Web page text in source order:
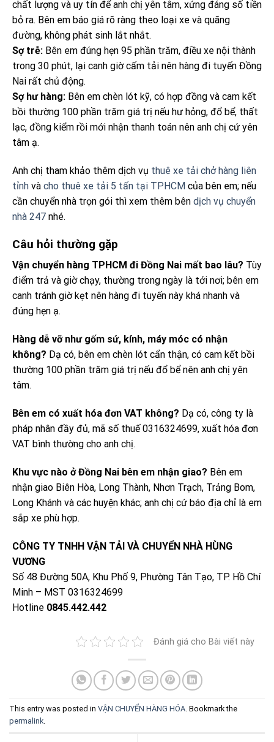
chất lượng và uy tín để anh chị yên tâm, xứng đáng số tiền
bỏ ra. Bên em báo giá rõ ràng theo loại xe và quãng
đường, không phát sinh lắt nhắt.
Sợ trễ: Bên em đúng hẹn 95 phần trăm, điều xe nội thành
trong 30 phút, lại canh giờ cấm tải nên hàng đi tuyến Đồng
Nai rất chủ động.
Sợ hư hàng: Bên em chèn lót kỹ, có hợp đồng và cam kết
bồi thường 100 phần trăm giá trị nếu hư hỏng, đổ bể, thất
lạc, đồng kiểm rồi mới nhận thanh toán nên anh chị cứ yên
tâm ạ.
Anh chị tham khảo thêm dịch vụ thuê xe tải chở hàng liên
tỉnh và cho thuê xe tải 5 tấn tại TPHCM của bên em; nếu
cần chuyển nhà trọn gói thì xem thêm bên dịch vụ chuyển
nhà 247 nhé.
Câu hỏi thường gặp
Vận chuyển hàng TPHCM đi Đồng Nai mất bao lâu? Tùy
điểm trả và giờ chạy, thường trong ngày là tới nơi; bên em
canh tránh giờ kẹt nên hàng đi tuyến này khá nhanh và
đúng hẹn ạ.
Hàng dễ vỡ như gốm sứ, kính, máy móc có nhận
không? Dạ có, bên em chèn lót cẩn thận, có cam kết bồi
thường 100 phần trăm giá trị nếu đổ bể nên anh chị yên
tâm.
Bên em có xuất hóa đơn VAT không? Dạ có, công ty là
pháp nhân đầy đủ, mã số thuế 0316324699, xuất hóa đơn
VAT bình thường cho anh chị.
Khu vực nào ở Đồng Nai bên em nhận giao? Bên em
nhận giao Biên Hòa, Long Thành, Nhơn Trạch, Trảng Bom,
Long Khánh và các huyện khác; anh chị cứ báo địa chỉ là em
sắp xe phù hợp.
CÔNG TY TNHH VẬN TẢI VÀ CHUYỂN NHÀ HÙNG
VƯƠNG
Số 48 Đường 50A, Khu Phố 9, Phường Tân Tạo, TP. Hồ Chí
Minh – MST 0316324699
Hotline 0845.442.442
Đánh giá cho Bài viết này
This entry was posted in VẬN CHUYỂN HÀNG HÓA. Bookmark the
permalink.